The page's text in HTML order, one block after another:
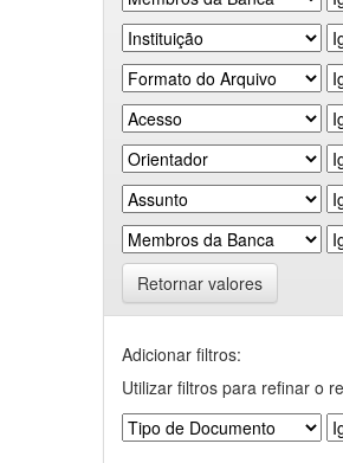
Retornar valores
Adicionar filtros:
Utilizar filtros para refinar o